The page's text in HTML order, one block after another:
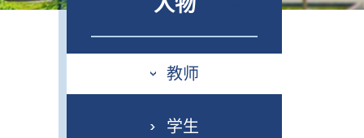
教师
学生